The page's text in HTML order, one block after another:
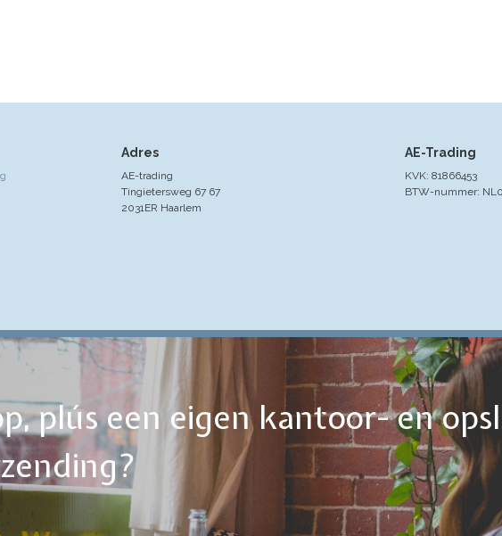
Adres
AE-trading
Tingietersweg 67 67
2031ER Haarlem
AE-Trading
KVK: 81866453
BTW-nummer:
plús een eigen kantoor- en